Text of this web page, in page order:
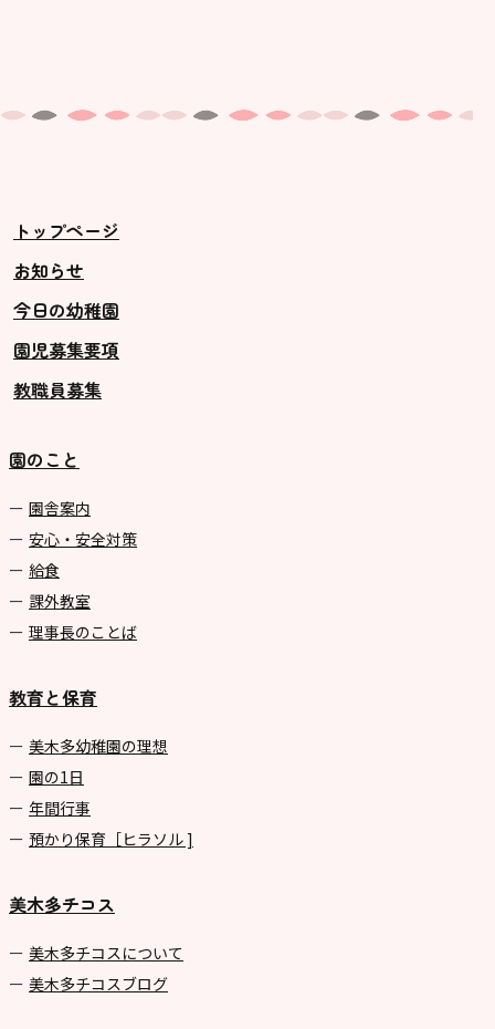
トップページ
お知らせ
今日の幼稚園
園児募集要項
教職員募集
園のこと
園舎案内
安心・安全対策
給食
課外教室
理事長のことば
教育と保育
美⽊多幼稚園の理想
園の1⽇
年間⾏事
預かり保育［ヒラソル ]
美木多チコス
美⽊多チコスについて
美⽊多チコスブログ